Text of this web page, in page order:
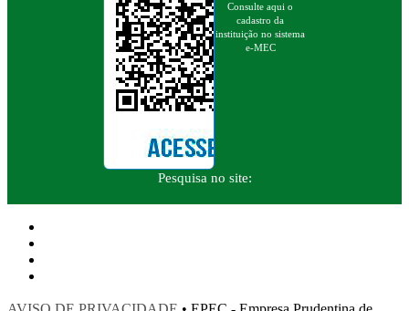
Consulte aqui o
cadastro da
instituição no sistema
e-MEC
Pesquisa no site: